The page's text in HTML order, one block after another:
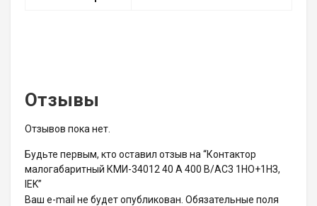
Отзывы
Отзывов пока нет.
Будьте первым, кто оставил отзыв на “Контактор
малогабаритный КМИ-34012 40 А 400 В/AC3 1НО+1НЗ,
IEK”
Ваш e-mail не будет опубликован. Обязательные поля